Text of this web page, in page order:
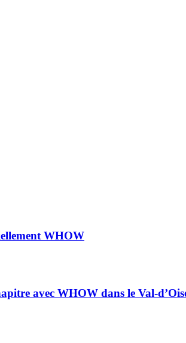
WHOW
avec WHOW dans le Val-